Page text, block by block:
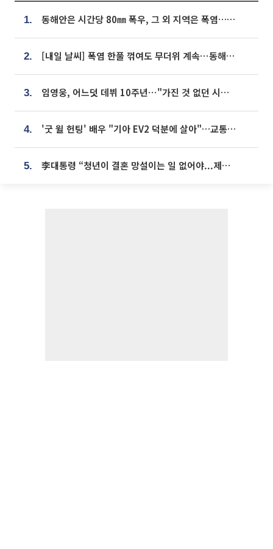
1. 동해안은 시간당 80㎜ 폭우, 그 외 지역은 폭염…‘극과 극 날씨’
2. [내일 날씨] 폭염 한풀 꺾여도 무더위 계속⋯동해안 이틀 연속 비
3. 임영웅, 어느덧 데뷔 10주년⋯"가진 것 없던 시절, 내 앞엔 20명의 팬뿐"
4. '굿 윌 헌팅' 배우 "기아 EV2 덕분에 살아"…교통사고 후 안전성 극찬
5. 李대통령 “청년이 결혼 망설이는 일 없어야...제도상 불이익 조사”